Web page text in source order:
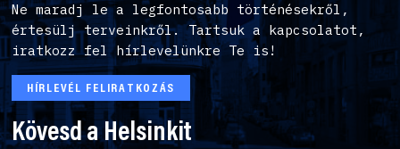
Ne maradj le a legfontosabb történésekről,
értesülj terveinkről. Tartsuk a kapcsolatot,
iratkozz fel hírlevelünkre Te is!
HÍRLEVÉL FELIRATKOZÁS
Kövesd a Helsinkit